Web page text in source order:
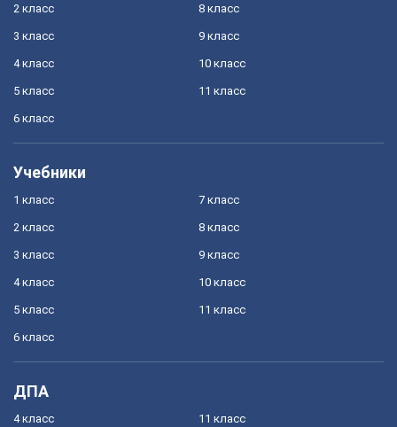
2 класс
3 класс
4 класс
5 класс
6 класс
8 класс
9 класс
10 класс
11 класс
Учебники
1 класс
2 класс
3 класс
4 класс
5 класс
6 класс
7 класс
8 класс
9 класс
10 класс
11 класс
ДПА
4 класс 11 класс